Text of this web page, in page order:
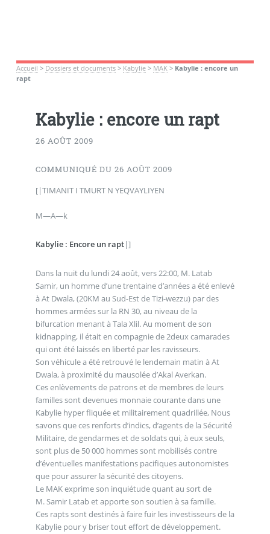
Accueil > Dossiers et documents> Kabylie> MAK> Kabylie : encore un
rapt
Kabylie : encore un rapt
26 AOÛT 2009
COMMUNIQUÉ DU 26 AOÛT 2009
[|TIMANIT I TMURT N YEQVAYLIYEN
M—A—k
Kabylie : Encore un rapt|]
Dans la nuit du lundi 24 août, vers 22:00, M. Latab
Samir, un homme d’une trentaine d’années a été enlevé
à At Dwala, (20KM au Sud-Est de Tizi-wezzu) par des
hommes armées sur la RN 30, au niveau de la
bifurcation menant à Tala Xlil. Au moment de son
kidnapping, il était en compagnie de 2deux camarades
qui ont été laissés en liberté par les ravisseurs.
Son véhicule a été retrouvé le lendemain matin à At
Dwala, à proximité du mausolée d’Akal Averkan.
Ces enlèvements de patrons et de membres de leurs
familles sont devenues monnaie courante dans une
Kabylie hyper fliquée et militairement quadrillée, Nous
savons que ces renforts d’indics, d’agents de la Sécurité
Militaire, de gendarmes et de soldats qui, à eux seuls,
sont plus de 50 000 hommes sont mobilisés contre
d’éventuelles manifestations pacifiques autonomistes
que pour assurer la sécurité des citoyens.
Le MAK exprime son inquiétude quant au sort de
M. Samir Latab et apporte son soutien à sa famille.
Ces rapts sont destinés à faire fuir les investisseurs de la
Kabylie pour y briser tout effort de développement.